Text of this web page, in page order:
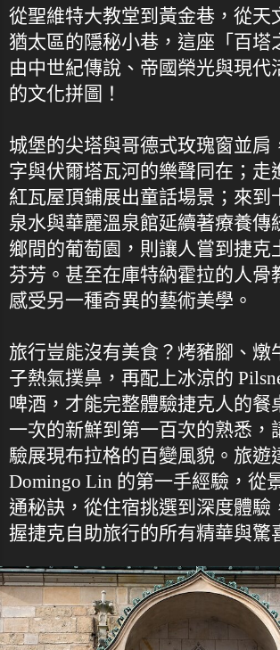
從聖維特大教堂到黃金巷，從天
猶太區的隱秘小巷，這座「百塔
由中世紀傳說、帝國榮光與現代
的文化拼圖！
城堡的尖塔與哥德式玫瑰窗並肩
字與伏爾塔瓦河的樂聲同在；走
紅瓦屋頂鋪展出童話場景；來到
泉水與華麗溫泉館延續著療養傳
鄉間的葡萄園，則讓人嘗到捷克
芬芳。甚至在庫特納霍拉的人骨
感受另一種奇異的藝術美學。
旅行豈能沒有美食？烤豬腳、燉
子熱氣撲鼻，再配上冰涼的
啤酒，才能完整體驗捷克人的餐
一次的新鮮到第一百次的熟悉，
驗展現布拉格的百變風貌。旅遊
Domingo Lin 的第一手經驗，從
通秘訣，從住宿挑選到深度體驗
握捷克自助旅行的所有精華與驚